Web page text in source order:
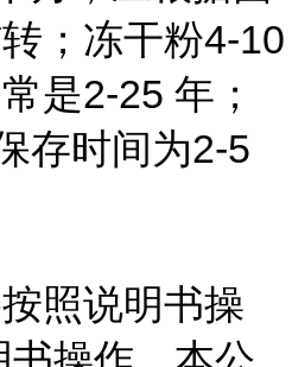
；冻干粉4-10
是2-25 年；
存时间为2-5
照说明书操